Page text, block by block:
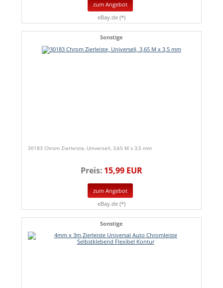
zum Angebot
eBay.de (*)
Sonstige
30183 Chrom Zierleiste, Universell, 3,65 M x 3,5 mm
Preis: 15,99 EUR
zum Angebot
eBay.de (*)
Sonstige